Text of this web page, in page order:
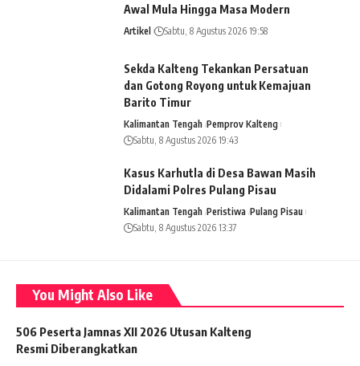
Awal Mula Hingga Masa Modern
Artikel Sabtu, 8 Agustus 2026 19:58
Sekda Kalteng Tekankan Persatuan
dan Gotong Royong untuk Kemajuan
Barito Timur
Kalimantan Tengah Pemprov Kalteng
Sabtu, 8 Agustus 2026 19:43
Kasus Karhutla di Desa Bawan Masih
Didalami Polres Pulang Pisau
Kalimantan Tengah Peristiwa Pulang Pisau
Sabtu, 8 Agustus 2026 13:37
You Might Also Like
506 Peserta Jamnas XII 2026 Utusan Kalteng
Resmi Diberangkatkan